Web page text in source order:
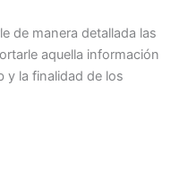
de manera detallada las
aquella información
y la finalidad de los